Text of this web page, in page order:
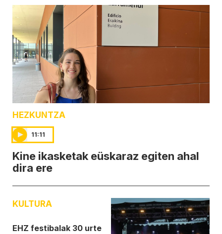
HEZKUNTZA
11:11
Kine ikasketak eüskaraz egiten ahal
dira ere
KULTURA
EHZ festibalak 30 urte